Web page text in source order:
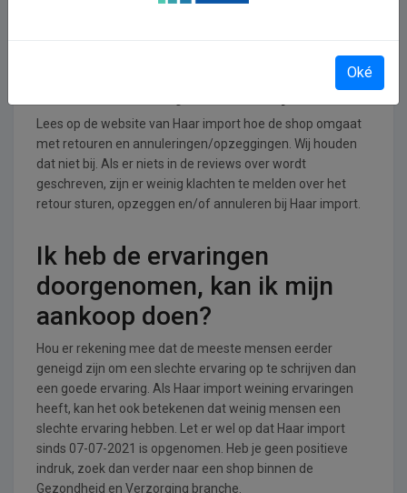
Lees op de website van Haar import hoe de shop omgaat
met retouren en annuleringen/opzeggingen. Wij houden
dat niet bij. Als er niets in de reviews over wordt
geschreven, zijn er weinig klachten te melden over het
retour sturen, opzeggen en/of annuleren bij Haar import.
Ik heb de ervaringen
doorgenomen, kan ik mijn
aankoop doen?
Hou er rekening mee dat de meeste mensen eerder
geneigd zijn om een slechte ervaring op te schrijven dan
een goede ervaring. Als Haar import weining ervaringen
heeft, kan het ook betekenen dat weinig mensen een
slechte ervaring hebben. Let er wel op dat Haar import
sinds 07-07-2021 is opgenomen. Heb je geen positieve
indruk, zoek dan verder naar een shop binnen de
Gezondheid en Verzorging branche.
Oké